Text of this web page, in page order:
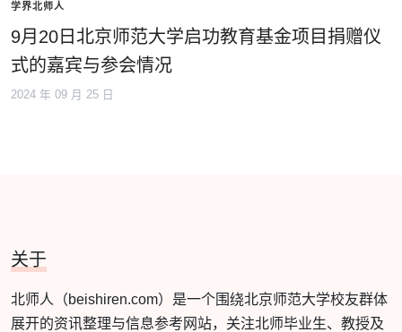
学界北师人
9月20日北京师范大学启功教育基金项目捐赠仪
式的嘉宾与参会情况
2024 年 09 月 25 日
关于
北师人（beishiren.com）是一个围绕北京师范大学校友群体
展开的资讯整理与信息参考网站，关注北师毕业生、教授及